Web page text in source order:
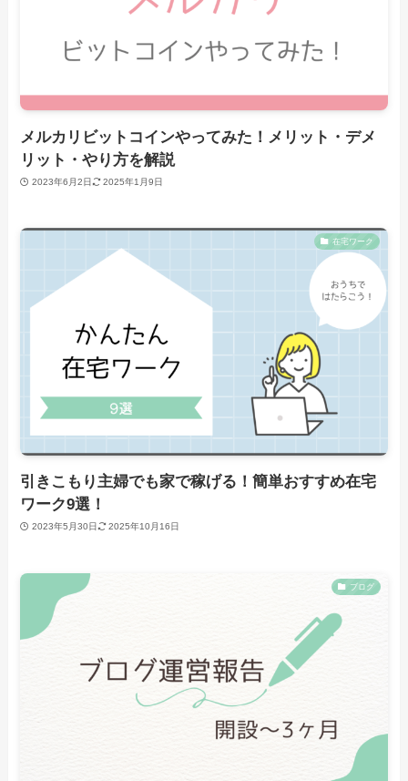
メルカリビットコインやってみた！メリット・デメ
リット・やり方を解説
2023年6月2日 2025年1月9日
在宅ワーク
引きこもり主婦でも家で稼げる！簡単おすすめ在宅
ワーク9選！
2023年5月30日 2025年10月16日
ブログ